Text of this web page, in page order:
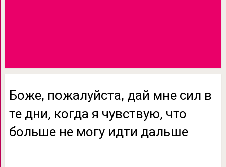
Боже, пожалуйста, дай мне сил в
те дни, когда я чувствую, что
больше не могу идти дальше